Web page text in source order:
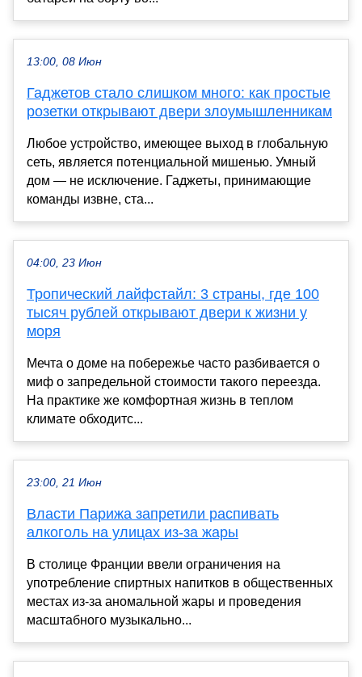
13:00, 08 Июн
Гаджетов стало слишком много: как простые
розетки открывают двери злоумышленникам
Любое устройство, имеющее выход в глобальную
сеть, является потенциальной мишенью. Умный
дом — не исключение. Гаджеты, принимающие
команды извне, ста...
04:00, 23 Июн
Тропический лайфстайл: 3 страны, где 100
тысяч рублей открывают двери к жизни у
моря
Мечта о доме на побережье часто разбивается о
миф о запредельной стоимости такого переезда.
На практике же комфортная жизнь в теплом
климате обходитс...
23:00, 21 Июн
Власти Парижа запретили распивать
алкоголь на улицах из-за жары
В столице Франции ввели ограничения на
употребление спиртных напитков в общественных
местах из-за аномальной жары и проведения
масштабного музыкально...